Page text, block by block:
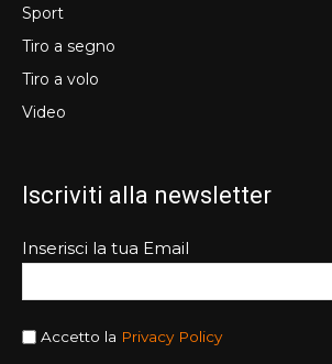
Sport
Tiro a segno
Tiro a volo
Video
Iscriviti alla newsletter
Inserisci la tua Email
Accetto la Privacy Policy